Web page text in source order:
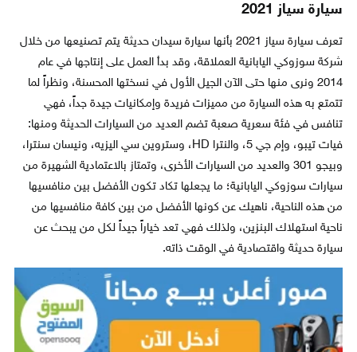
سيارة سياز 2021
تعرف سيارة سياز 2021 بأنها سيارة سيدان حديثة يتم تصنيعها من خلال
شركة سوزوكي اليابانية العملاقة، وقد بدأ العمل على إنتاجها في عام
2014 ونرى منها حتى الآن الجيل الأول في نسختها المحسنة، ونظراً لما
تتمتع به هذه السيارة من مميزات فريدة وإمكانيات جيدة جداً، فهي
تنافس في فئة سعرية صعبة تضم العديد من السيارات الحديثة ومنها:
فيات تيبو، وإم جي 5، والنترا HD، وستروين سي اليزيه، ونيسان سنترا،
وبيجو 301 والعديد من السيارات الأخرى، وتمتاز بالاعتمادية الشهيرة من
سيارات سوزوكي اليابانية؛ ما يجعلها تكاد تكون الأفضل بين منافسيها
من هذه الناحية، ناهيك عن كونها الأفضل من بين كافة منافسيها من
ناحية استهلاك البنزين، ولذلك فهي تعد خياراً جيداً لكل من يبحث عن
سيارة حديثة واقتصادية في الوقت ذاته.